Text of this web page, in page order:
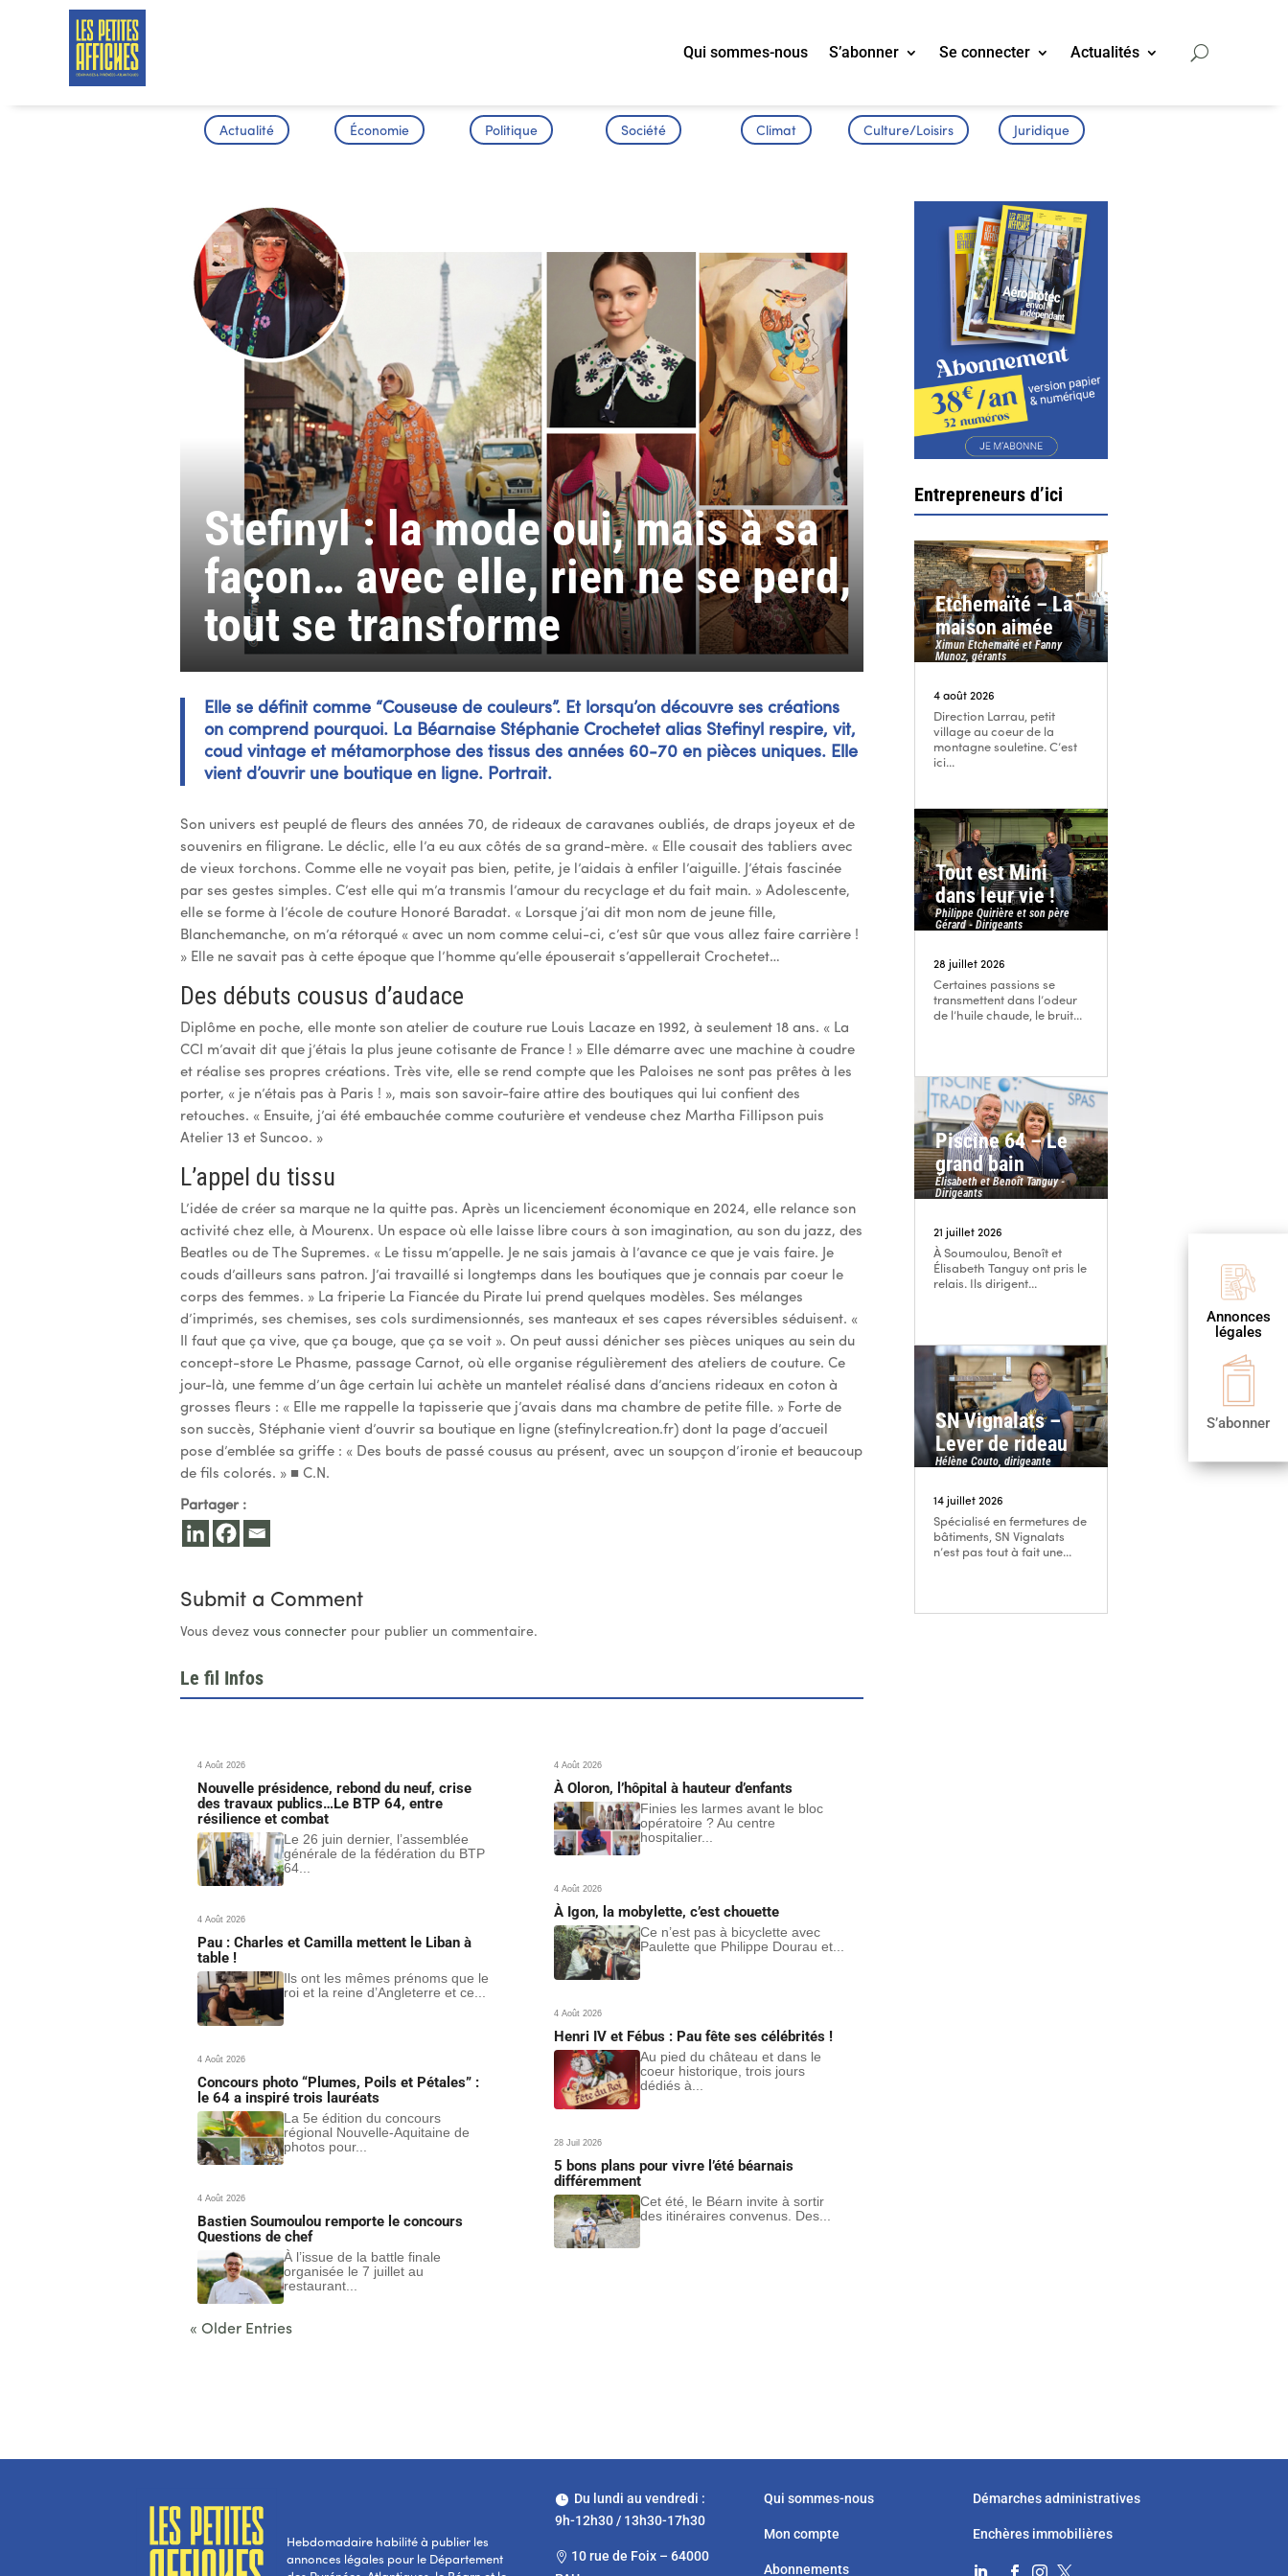
Qui sommes-nous S’abonner Se connecter Actualités
Annonces
légales
S’abonner
Actualité Économie Politique Société Climat Culture/Loisirs Juridique
Stefinyl : la mode oui, mais à sa
façon… avec elle, rien ne se perd,
tout se transforme
Elle se définit comme “Couseuse de couleurs”. Et lorsqu’on découvre ses créations
on comprend pourquoi. La Béarnaise Stéphanie Crochetet alias Stefinyl respire, vit,
coud vintage et métamorphose des tissus des années 60-70 en pièces uniques. Elle
vient d’ouvrir une boutique en ligne. Portrait.
Son univers est peuplé de fleurs des années 70, de rideaux de caravanes oubliés, de draps joyeux et de
souvenirs en filigrane. Le déclic, elle l’a eu aux côtés de sa grand-mère. « Elle cousait des tabliers avec
de vieux torchons. Comme elle ne voyait pas bien, petite, je l’aidais à enfiler l’aiguille. J’étais fascinée
par ses gestes simples. C’est elle qui m’a transmis l’amour du recyclage et du fait main. » Adolescente,
elle se forme à l’école de couture Honoré Baradat. « Lorsque j’ai dit mon nom de jeune fille,
Blanchemanche, on m’a rétorqué « avec un nom comme celui-ci, c’est sûr que vous allez faire carrière !
» Elle ne savait pas à cette époque que l’homme qu’elle épouserait s’appellerait Crochetet…
Des débuts cousus d’audace
Diplôme en poche, elle monte son atelier de couture rue Louis Lacaze en 1992, à seulement 18 ans. « La
CCI m’avait dit que j’étais la plus jeune cotisante de France ! » Elle démarre avec une machine à coudre
et réalise ses propres créations. Très vite, elle se rend compte que les Paloises ne sont pas prêtes à les
porter, « je n’étais pas à Paris ! », mais son savoir-faire attire des boutiques qui lui confient des
retouches. « Ensuite, j’ai été embauchée comme couturière et vendeuse chez Martha Fillipson puis
Atelier 13 et Suncoo. »
L’appel du tissu
L’idée de créer sa marque ne la quitte pas. Après un licenciement économique en 2024, elle relance son
activité chez elle, à Mourenx. Un espace où elle laisse libre cours à son imagination, au son du jazz, des
Beatles ou de The Supremes. « Le tissu m’appelle. Je ne sais jamais à l’avance ce que je vais faire. Je
couds d’ailleurs sans patron. J’ai travaillé si longtemps dans les boutiques que je connais par coeur le
corps des femmes. » La friperie La Fiancée du Pirate lui prend quelques modèles. Ses mélanges
d’imprimés, ses chemises, ses cols surdimensionnés, ses manteaux et ses capes réversibles séduisent. «
Il faut que ça vive, que ça bouge, que ça se voit ». On peut aussi dénicher ses pièces uniques au sein du
concept-store Le Phasme, passage Carnot, où elle organise régulièrement des ateliers de couture. Ce
jour-là, une femme d’un âge certain lui achète un mantelet réalisé dans d’anciens rideaux en coton à
grosses fleurs : « Elle me rappelle la tapisserie que j’avais dans ma chambre de petite fille. » Forte de
son succès, Stéphanie vient d’ouvrir sa boutique en ligne (stefinylcreation.fr) dont la page d’accueil
pose d’emblée sa griffe : « Des bouts de passé cousus au présent, avec un soupçon d’ironie et beaucoup
de fils colorés. » ■ C.N.
Partager :
Submit a Comment
Vous devezvous connecter pour publier un commentaire.
Le fil Infos
4 Août 2026
Nouvelle présidence, rebond du neuf, crise
des travaux publics…Le BTP 64, entre
résilience et combat
Le 26 juin dernier, l’assemblée
générale de la fédération du BTP
64...
4 Août 2026
Pau : Charles et Camilla mettent le Liban à
table !
Ils ont les mêmes prénoms que le
roi et la reine d’Angleterre et ce...
4 Août 2026
Concours photo “Plumes, Poils et Pétales” :
le 64 a inspiré trois lauréats
La 5e édition du concours
régional Nouvelle-Aquitaine de
photos pour...
4 Août 2026
Bastien Soumoulou remporte le concours
Questions de chef
À l’issue de la battle finale
organisée le 7 juillet au
restaurant...
4 Août 2026
À Oloron, l’hôpital à hauteur d’enfants
Finies les larmes avant le bloc
opératoire ? Au centre
hospitalier...
4 Août 2026
À Igon, la mobylette, c’est chouette
Ce n’est pas à bicyclette avec
Paulette que Philippe Dourau et...
4 Août 2026
Henri IV et Fébus : Pau fête ses célébrités !
Au pied du château et dans le
coeur historique, trois jours
dédiés à...
28 Juil 2026
5 bons plans pour vivre l’été béarnais
différemment
Cet été, le Béarn invite à sortir
des itinéraires convenus. Des...
« Older Entries
Entrepreneurs d’ici
Etchemaïté – La
maison aimée
Ximun Etchemaïté et Fanny
Munoz, gérants
4 août 2026
Direction Larrau, petit
village au coeur de la
montagne souletine. C’est
ici...
Tout est Mini
dans leur vie !
Philippe Quirière et son père
Gérard - Dirigeants
28 juillet 2026
Certaines passions se
transmettent dans l’odeur
de l’huile chaude, le bruit...
Piscine 64 – Le
grand bain
Élisabeth et Benoît Tanguy -
Dirigeants
21 juillet 2026
À Soumoulou, Benoît et
Élisabeth Tanguy ont pris le
relais. Ils dirigent...
SN Vignalats –
Lever de rideau
Hélène Couto, dirigeante
14 juillet 2026
Spécialisé en fermetures de
bâtiments, SN Vignalats
n’est pas tout à fait une...

Publier
une annonce

S’abonner
Hebdomadaire habilité à publier les
annonces légales pour le Département
Du lundi au vendredi :
9h-12h30 / 13h30-17h30
 10 rue de Foix – 64000
Qui sommes-nous
Mon compte
Abonnements
Démarches administratives
Enchères immobilières
   